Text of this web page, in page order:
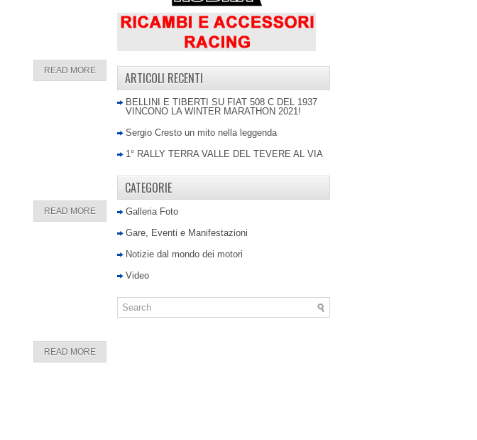
READ MORE
READ MORE
READ MORE
ARTICOLI RECENTI
BELLINI E TIBERTI SU FIAT 508 C DEL 1937
VINCONO LA WINTER MARATHON 2021!
Sergio Cresto un mito nella leggenda
1° RALLY TERRA VALLE DEL TEVERE AL VIA
CATEGORIE
Galleria Foto
Gare, Eventi e Manifestazioni
Notizie dal mondo dei motori
Video